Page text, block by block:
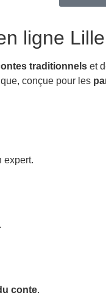
ligne Lille
traditionnels et
conçue pour les
expert.
conte.